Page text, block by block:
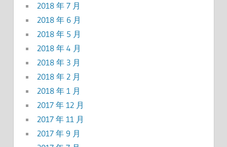
2018 年 7 月
2018 年 6 月
2018 年 5 月
2018 年 4 月
2018 年 3 月
2018 年 2 月
2018 年 1 月
2017 年 12 月
2017 年 11 月
2017 年 9 月